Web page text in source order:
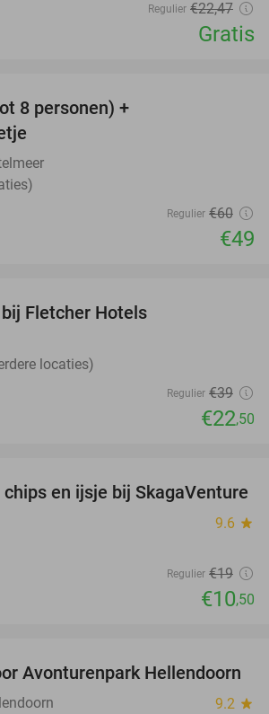
Regulier €22,47
Gratis
8 personen) +
Regulier €60
€49
Fletcher Hotels
locaties)
Regulier €39
€22,50
45%
en ijsje bij SkagaVenture
9.6 star
Regulier €19
€10,50
41%
Avonturenpark Hellendoorn
9.2 star